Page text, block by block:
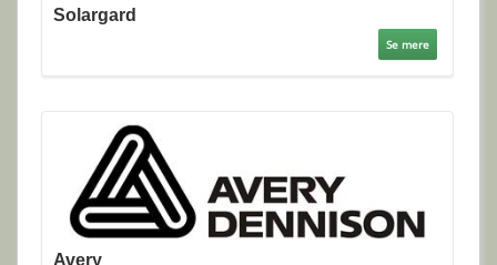
Solargard
Se mere
Avery